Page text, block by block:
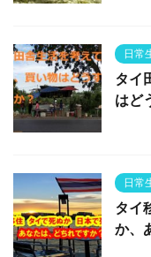
日常
タイ
はど
日常
タイ
か、